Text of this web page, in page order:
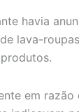
havia
lava-
em